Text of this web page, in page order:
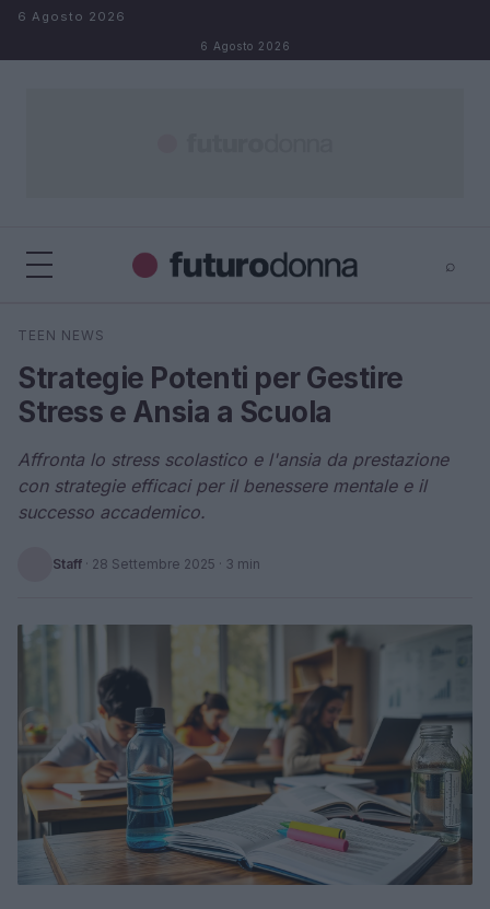
Salta al contenuto
6 Agosto 2026
6 Agosto 2026
⌕
Cerca
TEEN NEWS
Strategie Potenti per Gestire
Stress e Ansia a Scuola
Affronta lo stress scolastico e l'ansia da prestazione
con strategie efficaci per il benessere mentale e il
successo accademico.
Staff · 28 Settembre 2025 · 3 min